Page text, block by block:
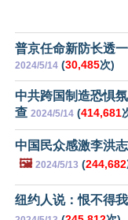
普京任命新防长透
2024/5/14 (30,485次)
中共跨国制造恐惧
查 2024/5/14 (414,681
中国民众感激李洪
🖼️ 2024/5/13 (244,682
纽约人说：恨不得